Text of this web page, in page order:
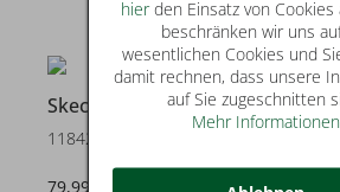
Skechers
118423
79,99 € 79,99 €
hierden Einsatz von Cookies
beschränken wir uns
wesentlichen Cookies und
damit rechnen, dass unsere
auf Sie zugeschnitten
Mehr Informationen